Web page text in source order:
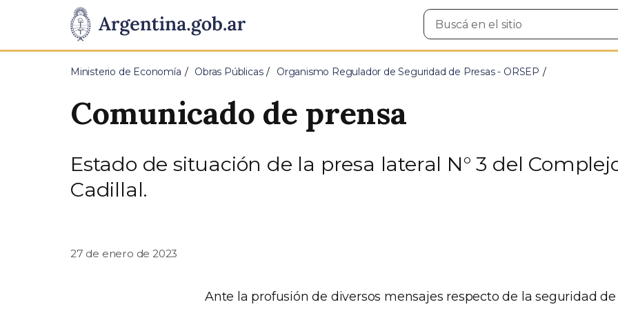
Presidencia
de
Pasar al contenido principal
Buscar
en
Ministerio de Economía Obras Públicas Organismo Regulador de Seguridad de Presas - ORSEP
Comunicado de prensa
Estado de situación de la presa lateral N° 3 del
Cadillal.
27 de enero de 2023
Ante la profusión de diversos mensajes respecto de la seguridad de